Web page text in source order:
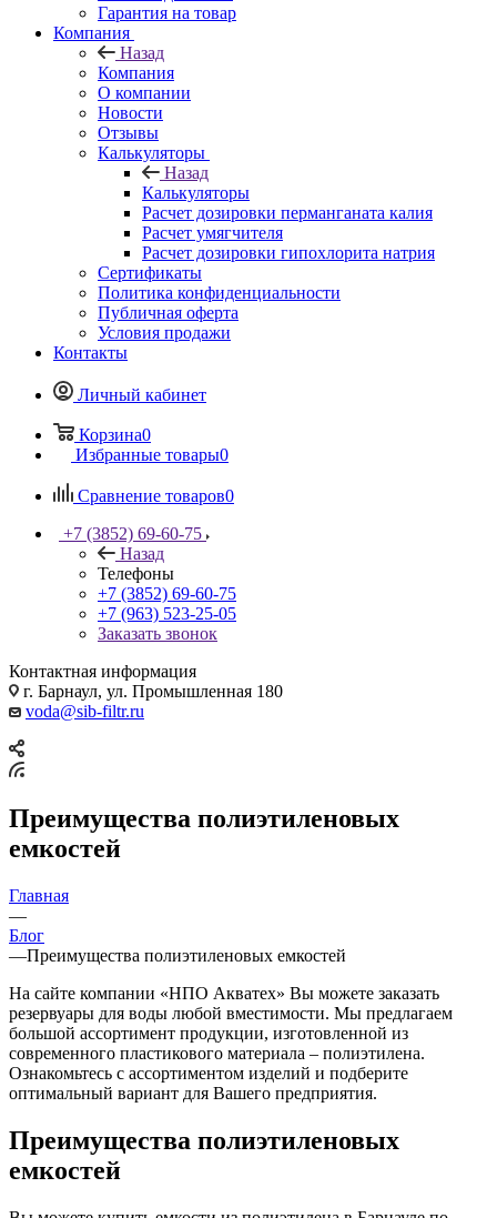
Гарантия на товар
Компания
Назад
Компания
О компании
Новости
Отзывы
Калькуляторы
Назад
Калькуляторы
Расчет дозировки перманганата калия
Расчет умягчителя
Расчет дозировки гипохлорита натрия
Сертификаты
Политика конфиденциальности
Публичная оферта
Условия продажи
Контакты
Личный кабинет
Корзина0
Избранные товары0
Сравнение товаров0
+7 (3852) 69-60-75
Назад
Телефоны
+7 (3852) 69-60-75
+7 (963) 523-25-05
Заказать звонок
Контактная информация
г. Барнаул, ул. Промышленная 180
voda@sib-filtr.ru
Преимущества полиэтиленовых
емкостей
Главная
—
Блог
—Преимущества полиэтиленовых емкостей
На сайте компании «НПО Акватех» Вы можете заказать
резервуары для воды любой вместимости. Мы предлагаем
большой ассортимент продукции, изготовленной из
современного пластикового материала – полиэтилена.
Ознакомьтесь с ассортиментом изделий и подберите
оптимальный вариант для Вашего предприятия.
Преимущества полиэтиленовых
емкостей